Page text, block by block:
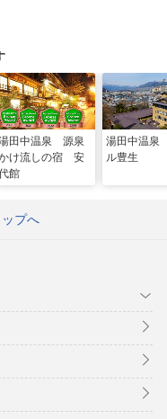
田中温泉 源泉
け流しの宿 安
館
湯田中温
ル豊生
プへ